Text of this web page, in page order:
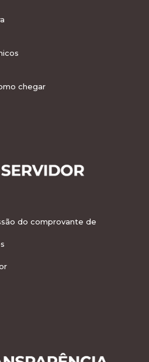
chegar
do comprovante de